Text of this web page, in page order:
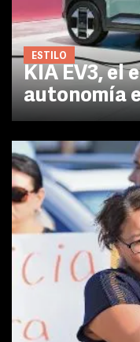
ESTILO
KIA EV3, el
autonomía